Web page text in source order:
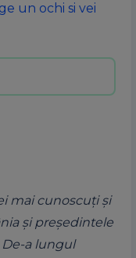
un ochi si vei
mai cunoscuţi şi
şi preşedintele
a lungul